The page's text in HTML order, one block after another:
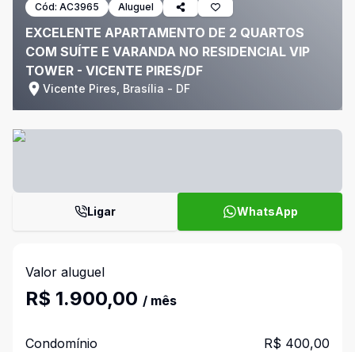
Cód: AC3965 Aluguel
EXCELENTE APARTAMENTO DE 2 QUARTOS
COM SUÍTE E VARANDA NO RESIDENCIAL VIP
TOWER - VICENTE PIRES/DF
Vicente Pires, Brasília - DF
Ligar WhatsApp
Valor aluguel
R$ 1.900,00 / mês
Condomínio R$ 400,00